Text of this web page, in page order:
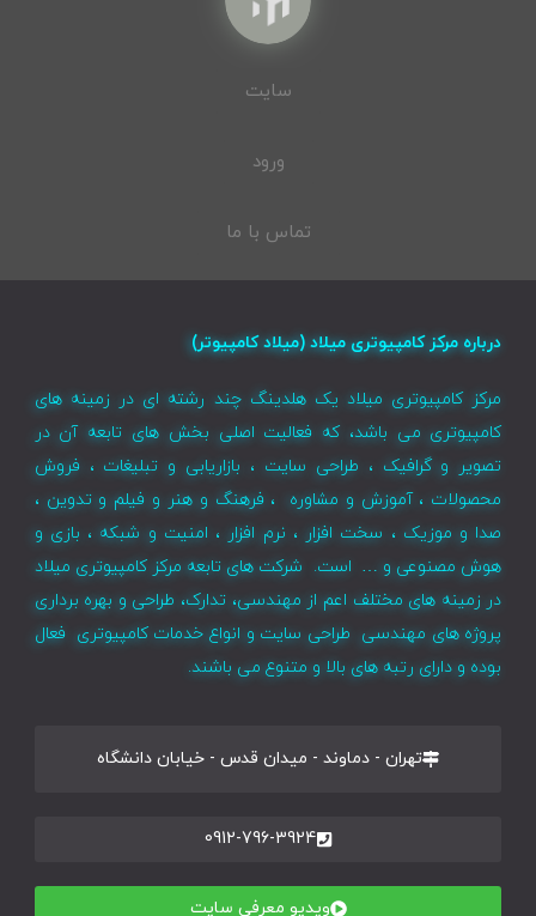
سایت
ورود
تماس با ما
درباره مرکز کامپیوتری میلاد (میلاد کامپیوتر)
مرکز کامپیوتری میلاد یک هلدینگ چند رشته ای در زمینه های
کامپیوتری می باشد، که فعالیت اصلی بخش های تابعه آن در
تصویر و گرافیک ، طراحی سایت ، بازاریابی و تبلیغات ، فروش
محصولات ، آموزش و مشاوره ، فرهنگ و هنر و فیلم و تدوین ،
صدا و موزیک ، سخت افزار ، نرم افزار ، امنیت و شبکه ، بازی و
هوش مصنوعی و … است. شرکت های تابعه مرکز کامپیوتری میلاد
در زمینه های مختلف اعم از مهندسی، تدارک، طراحی و بهره برداری
پروژه های مهندسی طراحی سایت و انواع خدمات کامپیوتری فعال
بوده و دارای رتبه های بالا و متنوع می باشند.
تهران - دماوند - میدان قدس - خیابان دانشگاه
0912-796-3924
ویدیو معرفی سایت